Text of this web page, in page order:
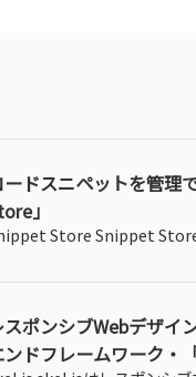
ドスニペットを管理
」
Store Snippet
ポンシブWebデザイ
ドフレームワーク・